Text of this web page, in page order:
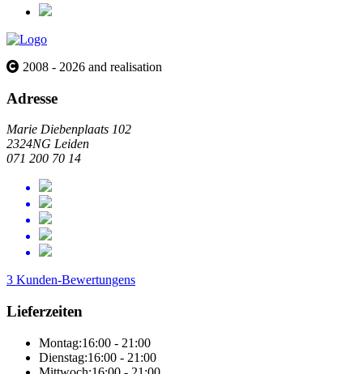
2008 - 2026 and realisation
Adresse
Marie Diebenplaats 102
2324NG Leiden
071 200 70 14
3 Kunden-Bewertungens
Lieferzeiten
Montag:16:00 - 21:00
Dienstag:16:00 - 21:00